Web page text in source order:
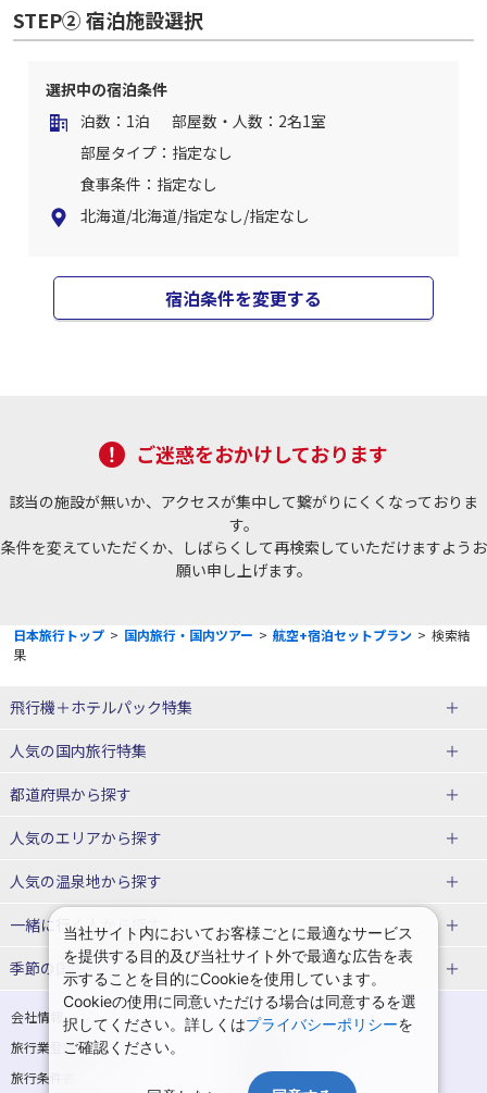
STEP② 宿泊施設選択
選択中の宿泊条件
泊数：1泊
部屋数・人数：2名1室
部屋タイプ：指定なし
食事条件：指定なし
北海道/北海道/指定なし/指定なし
宿泊条件を変更する
ご迷惑をおかけしております
該当の施設が無いか、アクセスが集中して繋がりにくくなっておりま
す。
条件を変えていただくか、しばらくして再検索していただけますようお
願い申し上げます。
日本旅行トップ > 国内旅行・国内ツアー > 航空+宿泊セットプラン > 検索結
果
飛行機＋ホテルパック特集
赤い風船ダイナミックパッケージ
ＪＡＬで行く飛行機+ホテルパック
人気の国内旅行特集
東京ディズニーリゾート®への旅
ユニバーサル・スタジオ・ジャパ
都道府県から探す
北海道旅行・ツアー
東北
青森旅行・ツアー
岩手旅行・ツアー
宮城旅行・ツアー
秋田旅行・ツアー
山形旅行・ツアー
福島旅行・ツアー
関東
人気のエリアから探す
函館旅行 札幌旅行
仙台旅行
那須旅行 日光旅行
人気の温泉地から探す
北海道
湯の川温泉(北海道)
定山渓温泉(北海道)
十勝川温泉(北海道)
阿寒湖温泉(北海道)
洞爺湖温泉(北海道)
層雲峡温泉(北海道)
知床温泉(北海道)
一緒に行く人から探す
一人旅 国内版
家族・子連れ旅行 国内版
カップル・夫婦旅行 国内版
女子旅 国内版
卒業旅行・学生旅行 国内版
季節の国内旅行特集
桜・お花見特集
ゴールデンウィーク（GW）の国内
旅行
夏休み・お盆の国内旅行
7月の国内旅行
会社情報
プライバシーポリシー
旅行業登録票・約款
旅行条件書
商標について
当社サイト内においてお客様ごとに最適なサービス
を提供する目的及び当社サイト外で最適な広告を表
示することを目的にCookieを使用しています。
Cookieの使用に同意いただける場合は同意するを選
択してください。詳しくはプライバシーポリシーを
ご確認ください。